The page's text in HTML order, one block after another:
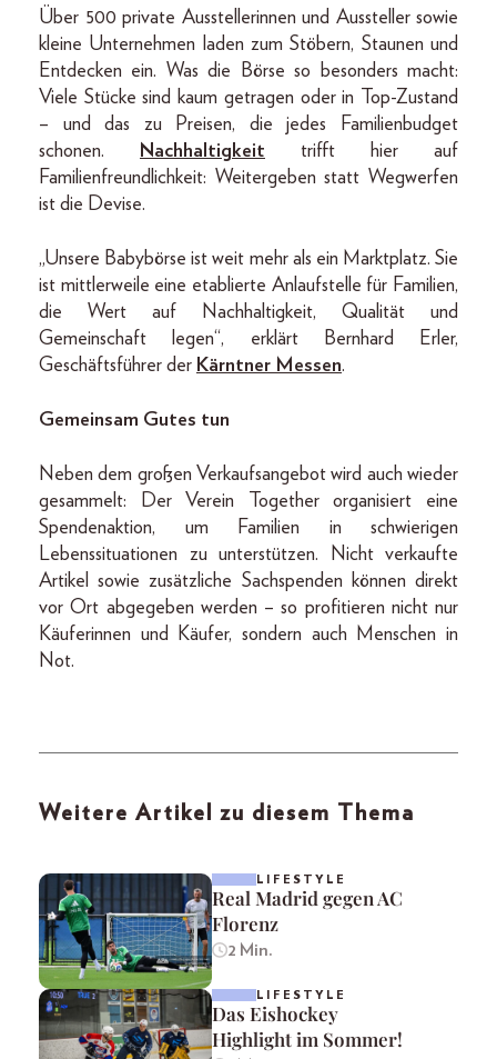
Über 500 private Ausstellerinnen und Aussteller sowie
kleine Unternehmen laden zum Stöbern, Staunen und
Entdecken ein. Was die Börse so besonders macht:
Viele Stücke sind kaum getragen oder in Top-Zustand
– und das zu Preisen, die jedes Familienbudget
schonen.
Nachhaltigkeit trifft hier auf
Familienfreundlichkeit: Weitergeben statt Wegwerfen
ist die Devise.
„Unsere Babybörse ist weit mehr als ein Marktplatz. Sie
ist mittlerweile eine etablierte Anlaufstelle für Familien,
die Wert auf Nachhaltigkeit, Qualität und
Gemeinschaft legen“, erklärt Bernhard Erler,
Geschäftsführer der Kärntner Messen.
Gemeinsam Gutes tun
Neben dem großen Verkaufsangebot wird auch wieder
gesammelt: Der Verein Together organisiert eine
Spendenaktion, um Familien in schwierigen
Lebenssituationen zu unterstützen. Nicht verkaufte
Artikel sowie zusätzliche Sachspenden können direkt
vor Ort abgegeben werden – so profitieren nicht nur
Käuferinnen und Käufer, sondern auch Menschen in
Not.
Weitere Artikel zu diesem Thema
LIFESTYLE
Real Madrid gegen AC
Florenz
2 Min.
LIFESTYLE
Das Eishockey
Highlight im Sommer!